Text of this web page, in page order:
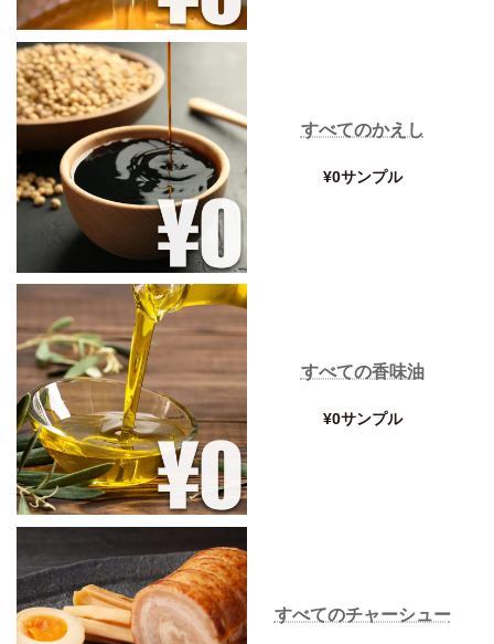
すべてのかえし
¥0サンプル
すべての香味油
¥0サンプル
すべてのチャーシュー